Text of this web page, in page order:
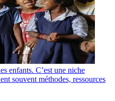
enfants. C’est une niche
souvent méthodes, ressources